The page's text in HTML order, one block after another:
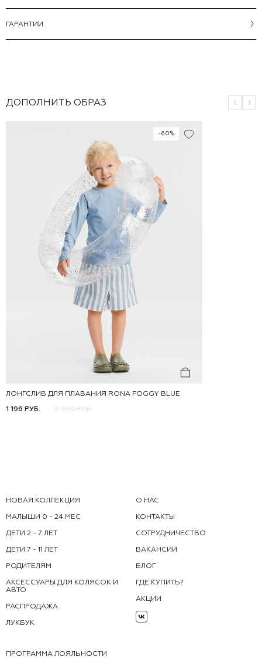
ГАРАНТИИ
ДОПОЛНИТЬ ОБРАЗ
-60%
92-98 104-110
ЛОНГСЛИВ ДЛЯ ПЛАВАНИЯ RONA FOGGY BLUE
1 196 РУБ.
2 990 РУБ.
НОВАЯ КОЛЛЕКЦИЯ
МАЛЫШИ 0 - 24 МЕС
ДЕТИ 2 - 7 ЛЕТ
ДЕТИ 7 - 11 ЛЕТ
РОДИТЕЛЯМ
АКСЕССУАРЫ ДЛЯ КОЛЯСОК И
АВТО
РАСПРОДАЖА
ЛУКБУК
О НАС
КОНТАКТЫ
СОТРУДНИЧЕСТВО
ВАКАНСИИ
БЛОГ
ГДЕ КУПИТЬ?
АКЦИИ
ПРОГРАММА ЛОЯЛЬНОСТИ